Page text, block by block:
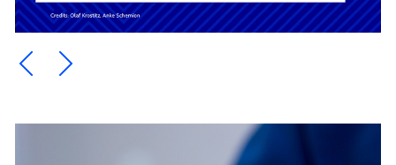
Ein Element zurück blättern
Ein Element weiter blättern